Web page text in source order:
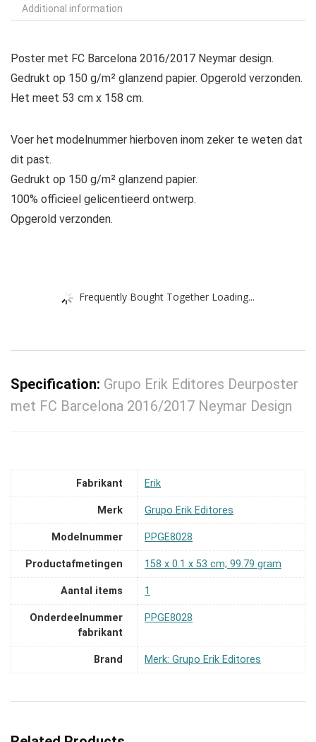
Additional information
Poster met FC Barcelona 2016/2017 Neymar design.
Gedrukt op 150 g/m² glanzend papier. Opgerold verzonden.
Het meet 53 cm x 158 cm.
Voer het modelnummer hierboven inom zeker te weten dat
dit past.
Gedrukt op 150 g/m² glanzend papier.
100% officieel gelicentieerd ontwerp.
Opgerold verzonden.
Frequently Bought Together Loading...
Specification: Grupo Erik Editores Deurposter
met FC Barcelona 2016/2017 Neymar Design
Fabrikant ‎Erik
Merk ‎Grupo Erik Editores
Modelnummer ‎PPGE8028
Productafmetingen ‎158 x 0.1 x 53 cm; 99.79 gram
Aantal items ‎1
Onderdeelnummer
fabrikant
‎PPGE8028
Brand Merk: Grupo Erik Editores